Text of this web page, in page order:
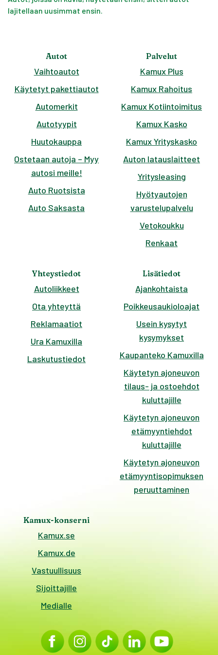
lajitellaan uusimmat ensin.
Autot
Vaihtoautot
Käytetyt pakettiautot
Automerkit
Autotyypit
Huutokauppa
Ostetaan autoja – Myy
autosi meille!
Auto Ruotsista
Auto Saksasta
Palvelut
Kamux Plus
Kamux Rahoitus
Kamux Kotiintoimitus
Kamux Kasko
Kamux Yrityskasko
Auton latauslaitteet
Yritysleasing
Hyötyautojen
varustelupalvelu
Vetokoukku
Renkaat
Yhteystiedot
Autoliikkeet
Ota yhteyttä
Reklamaatiot
Ura Kamuxilla
Laskutustiedot
Lisätiedot
Ajankohtaista
Poikkeusaukioloajat
Usein kysytyt
kysymykset
Kaupanteko Kamuxilla
Käytetyn ajoneuvon
tilaus- ja ostoehdot
kuluttajille
Käytetyn ajoneuvon
etämyyntiehdot
kuluttajille
Käytetyn ajoneuvon
etämyyntisopimuksen
peruuttaminen
Kamux-konserni
Kamux.se
Kamux.de
Vastuullisuus
Sijoittajille
Medialle